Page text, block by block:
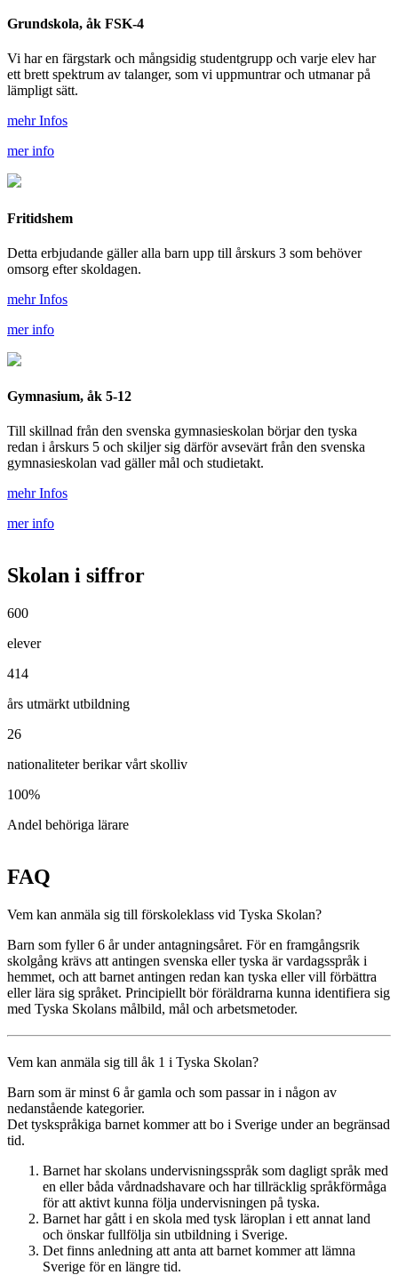
Grundskola, åk FSK-4
Vi har en färgstark och mångsidig studentgrupp och varje elev har
ett brett spektrum av talanger, som vi uppmuntrar och utmanar på
lämpligt sätt.
mehr Infos
mer info
Fritidshem
Detta erbjudande gäller alla barn upp till årskurs 3 som behöver
omsorg efter skoldagen.
mehr Infos
mer info
Gymnasium, åk 5-12
Till skillnad från den svenska gymnasieskolan börjar den tyska
redan i årskurs 5 och skiljer sig därför avsevärt från den svenska
gymnasieskolan vad gäller mål och studietakt.
mehr Infos
mer info
Skolan i siffror
600
elever
414
års utmärkt utbildning
26
nationaliteter berikar vårt skolliv
100%
Andel behöriga lärare
FAQ
Vem kan anmäla sig till förskoleklass vid Tyska Skolan?
Barn som fyller 6 år under antagningsåret. För en framgångsrik
skolgång krävs att antingen svenska eller tyska är vardagsspråk i
hemmet, och att barnet antingen redan kan tyska eller vill förbättra
eller lära sig språket. Principiellt bör föräldrarna kunna identifiera sig
med Tyska Skolans målbild, mål och arbetsmetoder.
Vem kan anmäla sig till åk 1 i Tyska Skolan?
Barn som är minst 6 år gamla och som passar in i någon av
nedanstående kategorier.
Det tyskspråkiga barnet kommer att bo i Sverige under an begränsad
tid.
Barnet har skolans undervisningsspråk som dagligt språk med
en eller båda vårdnadshavare och har tillräcklig språkförmåga
för att aktivt kunna följa undervisningen på tyska.
Barnet har gått i en skola med tysk läroplan i ett annat land
och önskar fullfölja sin utbildning i Sverige.
Det finns anledning att anta att barnet kommer att lämna
Sverige för en längre tid.